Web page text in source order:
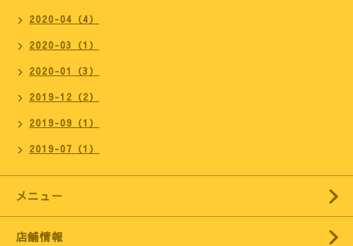
2020-04（4）
2020-03（1）
2020-01（3）
2019-12（2）
2019-09（1）
2019-07（1）
メニュー
店舗情報